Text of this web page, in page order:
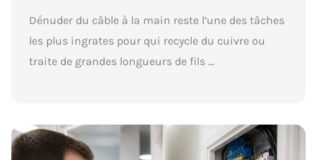
Dénuder du câble à la main reste l’une des tâches
les plus ingrates pour qui recycle du cuivre ou
traite de grandes longueurs de fils ...